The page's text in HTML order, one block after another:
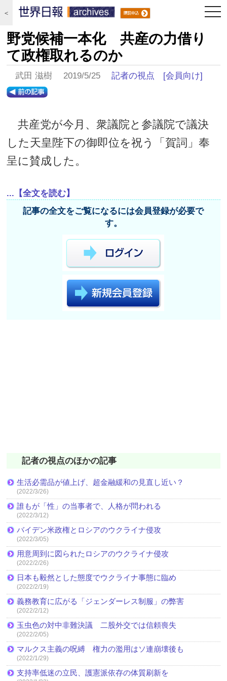
＜
野党候補一本化 共産の力借り
て政権取れるのか
武田 滋樹 2019/5/25記者の視点 [会員向け]
共産党が今月、衆議院と参議院で議決
した天皇陛下の御即位を祝う「賀詞」奉
呈に賛成した。
...【全文を読む】
記事の全文をご覧になるには会員登録が必要で
す。
記者の視点のほかの記事
生活必需品が値上げ、超金融緩和の見直し近い？
(2022/3/26)
誰もが「性」の当事者で、人格が問われる
(2022/3/12)
バイデン米政権とロシアのウクライナ侵攻
(2022/3/05)
用意周到に図られたロシアのウクライナ侵攻
(2022/2/26)
日本も毅然とした態度でウクライナ事態に臨め
(2022/2/19)
義務教育に広がる「ジェンダーレス制服」の弊害
(2022/2/12)
玉虫色の対中非難決議 二股外交では信頼喪失
(2022/2/05)
マルクス主義の呪縛 権力の濫用はソ連崩壊後も
(2022/1/29)
支持率低迷の立民、護憲派依存の体質刷新を